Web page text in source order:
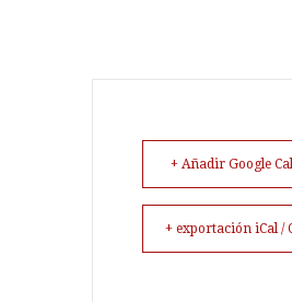
+ Añadir Google
+ exportación iCal /